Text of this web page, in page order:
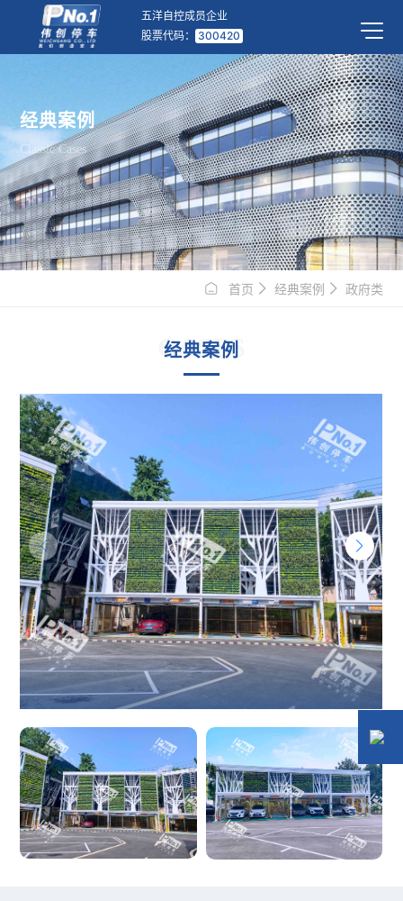
五洋自控成员企业
股票代码：
300420
经典案例
Classic Cases
首页 经典案例 政府类
CASES
经典案例